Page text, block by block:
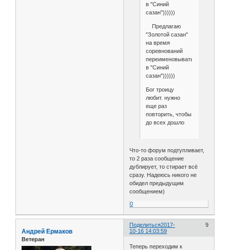
в "Синий
сазан"))))))
Предлагаю
"Золотой сазан"
на время
соревнований
переименовывать
в "Синий
сазан"))))))
Бог троицу
любит. нужно
еще раз
повторить, чтобы
до всех дошло
Что-то форум подтупливает,
то 2 раза сообщение
дублирует, то стирает всё
сразу. Надеюсь никого не
обидел предыдущим
сообщением)
0
Поделиться 9
2017-
10-16 14:03:59
Андрей Ермаков
Ветеран
Теперь переходим к